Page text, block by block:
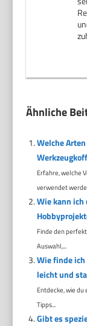
Ähnliche
Welche
Erfahre, welche
verwendet
Wie kann
Finde den
Auswahl,...
Wie finde
leicht und
Entdecke, wie
Tipps...
Gibt es